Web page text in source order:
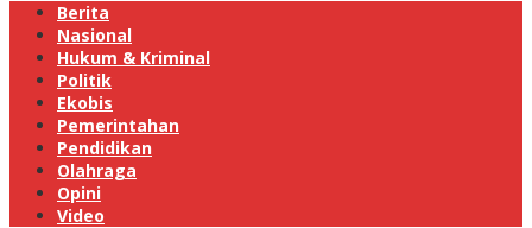
Berita
Nasional
Hukum & Kriminal
Politik
Ekobis
Pemerintahan
Pendidikan
Olahraga
Opini
Video